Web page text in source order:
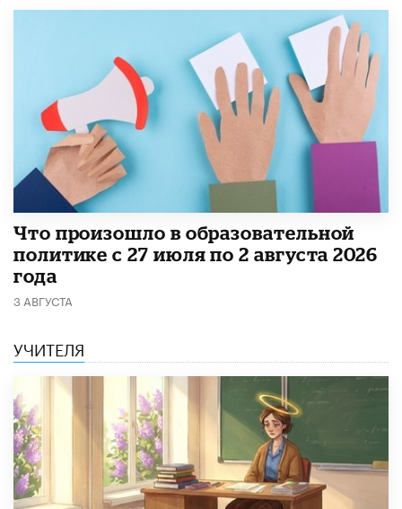
​Что произошло в образовательной
политике с 27 июля по 2 августа 2026
года
3 АВГУСТА
УЧИТЕЛЯ